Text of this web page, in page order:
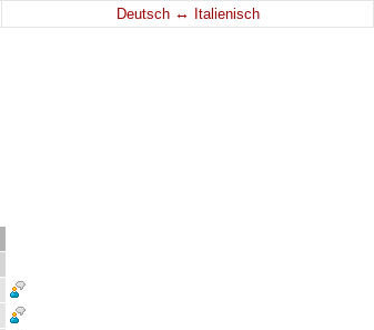
Deutsch ↔ Italienisch